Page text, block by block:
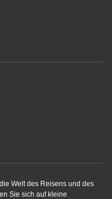
Welt des Reisens und des
Sie sich auf kleine